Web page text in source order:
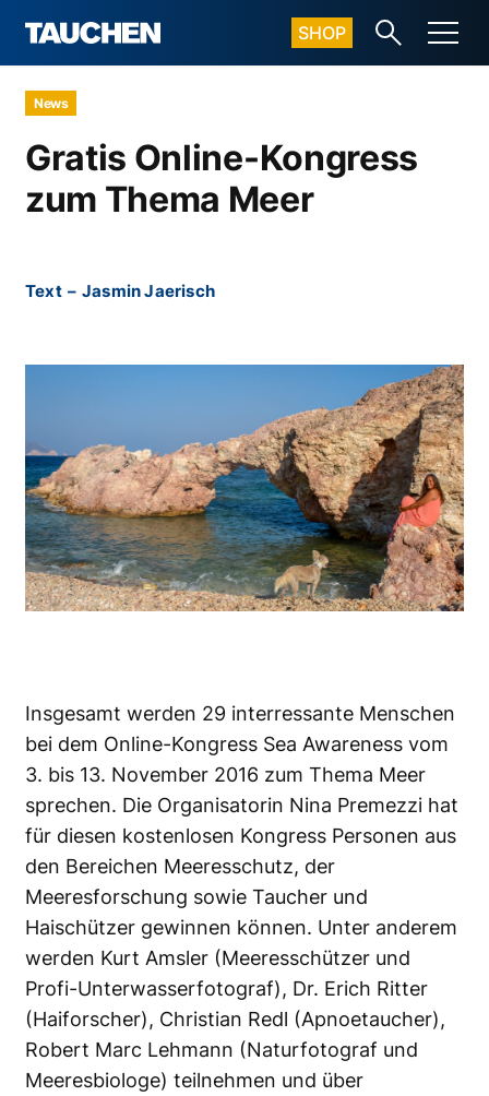
SHOP
News
Gratis Online-Kongress
zum Thema Meer
Text – Jasmin Jaerisch
Insgesamt werden 29 interressante Menschen
bei dem Online-Kongress Sea Awareness vom
3. bis 13. November 2016 zum Thema Meer
sprechen. Die Organisatorin Nina Premezzi hat
für diesen kostenlosen Kongress Personen aus
den Bereichen Meeresschutz, der
Meeresforschung sowie Taucher und
Haischützer gewinnen können. Unter anderem
werden Kurt Amsler (Meeresschützer und
Profi-Unterwasserfotograf), Dr. Erich Ritter
(Haiforscher), Christian Redl (Apnoetaucher),
Robert Marc Lehmann (Naturfotograf und
Meeresbiologe) teilnehmen und über